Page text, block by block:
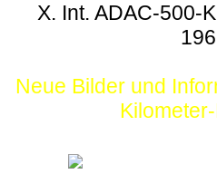
X. Int. ADAC-500-
Neue Bilder und